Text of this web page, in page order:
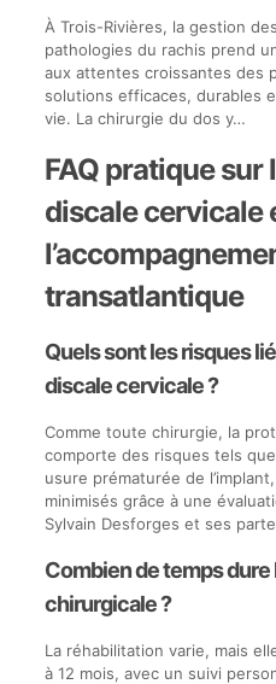
À Trois-Rivières, la gestion
pathologies du rachis prend
aux attentes croissantes des
solutions efficaces, durables
vie. La chirurgie du dos y…
FAQ pratique sur
discale cervicale
transatlantique
Quels sont les risques
discale cervicale ?
Comme toute chirurgie, la
comporte des risques tels
usure prématurée de
minimisés grâce à une
Sylvain Desforges et ses
Combien de temps
chirurgicale ?
La réhabilitation varie, mais
à 12 mois, avec un suivi